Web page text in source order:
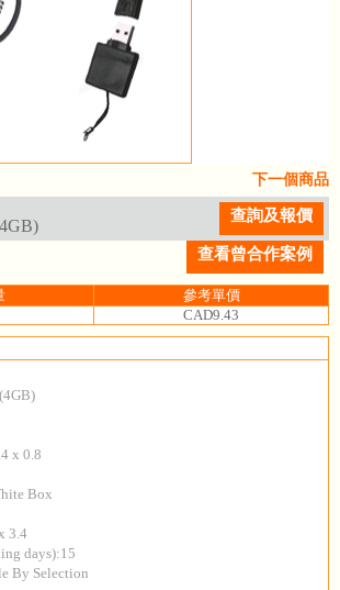
下一個商品
查詢及報價
查看曾合作案例
參考單價
CAD9.43
x 0.8
Box
3.4
days):15
By Selection